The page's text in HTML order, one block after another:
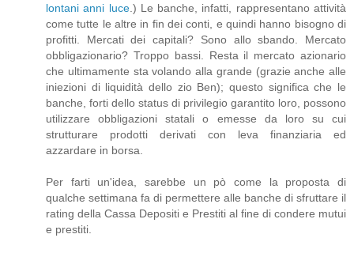
lontani anni luce.) Le banche, infatti, rappresentano attività
come tutte le altre in fin dei conti, e quindi hanno bisogno di
profitti. Mercati dei capitali? Sono allo sbando. Mercato
obbligazionario? Troppo bassi. Resta il mercato azionario
che ultimamente sta volando alla grande (grazie anche alle
iniezioni di liquidità dello zio Ben); questo significa che le
banche, forti dello status di privilegio garantito loro, possono
utilizzare obbligazioni statali o emesse da loro su cui
strutturare prodotti derivati con leva finanziaria ed
azzardare in borsa.
Per farti un'idea, sarebbe un pò come la proposta di
qualche settimana fa di permettere alle banche di sfruttare il
rating della Cassa Depositi e Prestiti al fine di condere mutui
e prestiti.